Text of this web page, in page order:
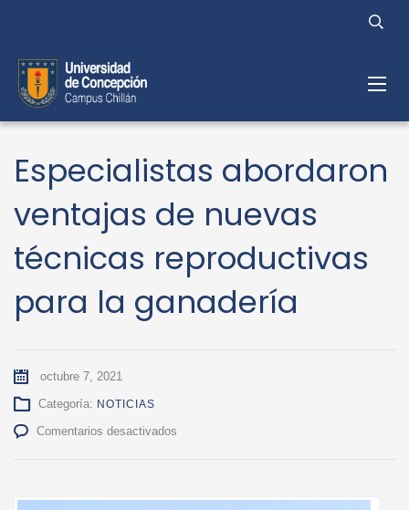
Especialistas abordaron
ventajas de nuevas
técnicas reproductivas
para la ganadería
octubre 7, 2021
Categoría: NOTICIAS
Comentarios desactivados
de